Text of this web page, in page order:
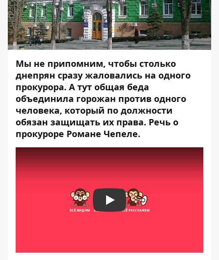
Мы не припомним, чтобы столько
днепрян сразу жаловались на одного
прокурора. А тут общая беда
объединила горожан против одного
человека, который по должности
обязан защищать их права. Речь о
прокуроре Романе Чепеле.
Play